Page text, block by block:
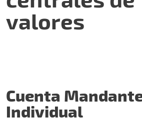
valores
Cuenta
Individual